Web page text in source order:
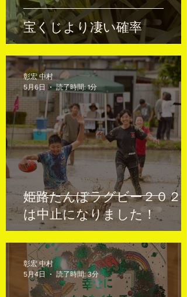
宝くじより凄い確率
姫路たんぼラグビー２０２６
は中止になりました！
彰宏 中村
5月6日
読了時間: 1分
彰宏 中村
5月4日
読了時間: 3分